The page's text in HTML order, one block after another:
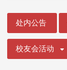
处内公告
校友会活动